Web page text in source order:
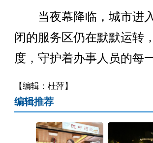
当夜幕降临，城市进入
闭的服务区仍在默默运转
度，守护着办事人员的每
【编辑：杜萍】
编辑推荐